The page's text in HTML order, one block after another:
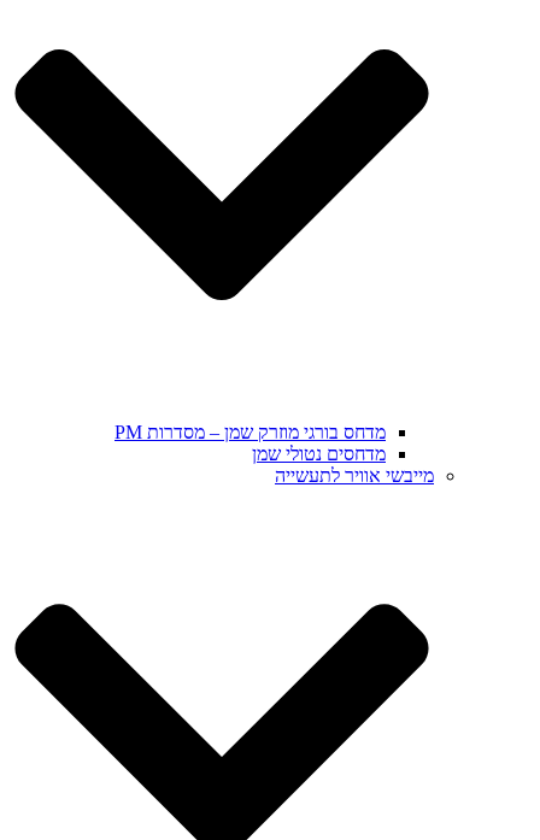
מדחס בורגי מוזרק שמן – מסדרות PM
מדחסים נטולי שמן
מייבשי אוויר לתעשייה